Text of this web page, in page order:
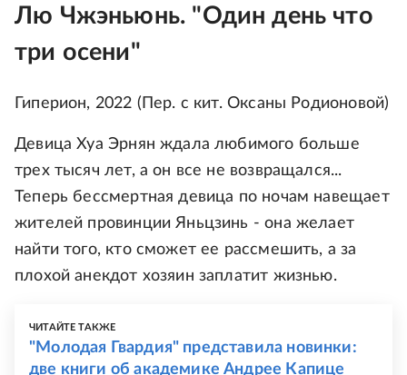
Лю Чжэньюнь. "Один день что
три осени"
Гиперион, 2022 (Пер. с кит. Оксаны Родионовой)
Девица Хуа Эрнян ждала любимого больше
трех тысяч лет, а он все не возвращался...
Теперь бессмертная девица по ночам навещает
жителей провинции Яньцзинь - она желает
найти того, кто сможет ее рассмешить, а за
плохой анекдот хозяин заплатит жизнью.
ЧИТАЙТЕ ТАКЖЕ
"Молодая Гвардия" представила новинки:
две книги об академике Андрее Капице